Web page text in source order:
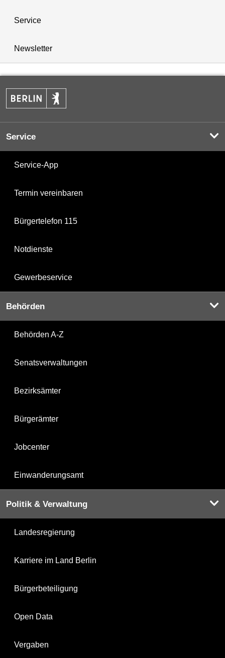
Service
Newsletter
Service
Service-App
Termin vereinbaren
Bürgertelefon 115
Notdienste
Gewerbeservice
Behörden
Behörden A-Z
Senatsverwaltungen
Bezirksämter
Bürgerämter
Jobcenter
Einwanderungsamt
Politik & Verwaltung
Landesregierung
Karriere im Land Berlin
Bürgerbeteiligung
Open Data
Vergaben